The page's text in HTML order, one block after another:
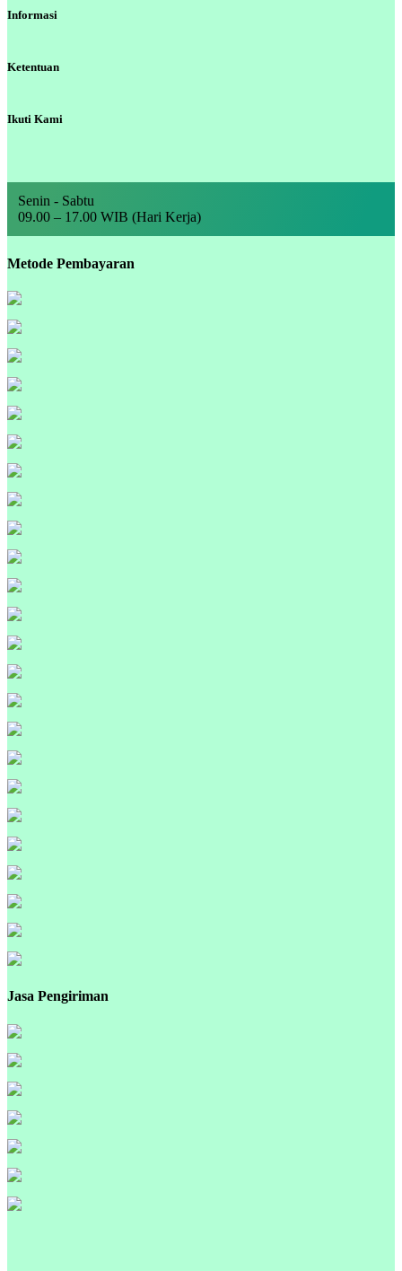
Informasi
Ketentuan
Ikuti Kami
Senin - Sabtu
09.00 – 17.00 WIB (Hari Kerja)
Metode Pembayaran
Jasa Pengiriman